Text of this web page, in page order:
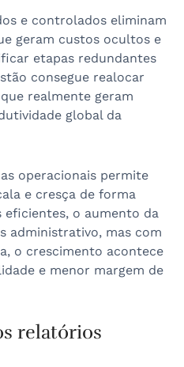
e controlados eliminam
geram custos ocultos e
etapas redundantes
consegue realocar
realmente geram
global da
operacionais permite
e cresça de forma
eficientes, o aumento da
administrativo, mas com
o crescimento acontece
e menor margem de
relatórios